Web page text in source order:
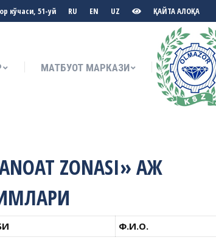
кўчаси, 51-уй RU EN UZ ҚАЙТА АЛОҚА
МАТБУОТ МАРКАЗИ
ZONASI» АЖ
Ф.И.О.